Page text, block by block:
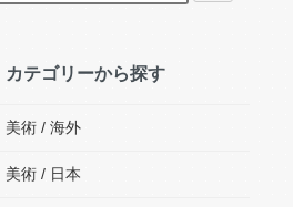
カテゴリーから探す
美術 / 海外
美術 / 日本